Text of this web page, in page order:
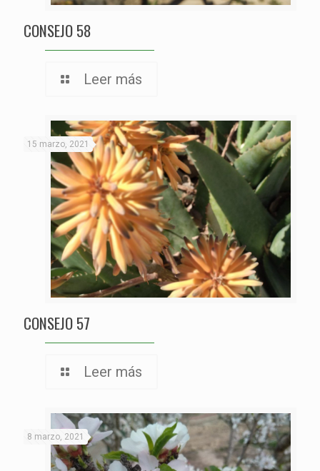
CONSEJO 58
Leer más
15 marzo, 2021
CONSEJO 57
Leer más
8 marzo, 2021